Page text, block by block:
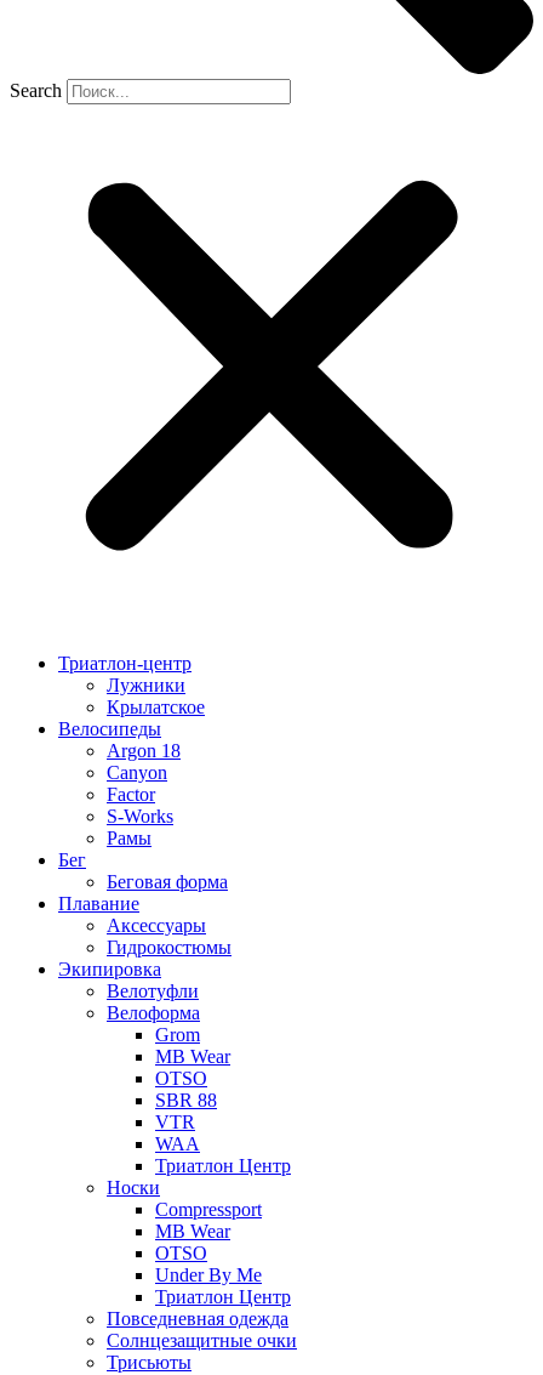
Search
Триатлон-центр
Лужники
Крылатское
Велосипеды
Argon 18
Canyon
Factor
S-Works
Рамы
Бег
Беговая форма
Плавание
Аксессуары
Гидрокостюмы
Экипировка
Велотуфли
Велоформа
Grom
MB Wear
OTSO
SBR 88
VTR
WAA
Триатлон Центр
Носки
Compressport
MB Wear
OTSO
Under By Me
Триатлон Центр
Повседневная одежда
Солнцезащитные очки
Трисьюты